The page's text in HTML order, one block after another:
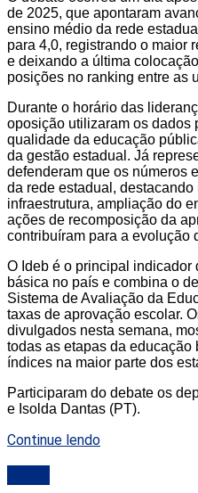
de 2025, que apontaram
ensino médio da rede
para 4,0, registrando o maior
e deixando a última
posições no ranking entre as
Durante o horário das
oposição utilizaram os dados
qualidade da educação
da gestão estadual. Já
defenderam que os números
da rede estadual,
infraestrutura, ampliação do
ações de recomposição da
contribuíram para a evolução
O Ideb é o principal
básica no país e combina o
Sistema de Avaliação da
taxas de aprovação escolar.
divulgados nesta semana,
todas as etapas da
índices na maior parte dos
Participaram do debate os
e Isolda Dantas (PT).
Continue lendo